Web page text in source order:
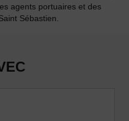
agents portuaires et des
Sébastien.